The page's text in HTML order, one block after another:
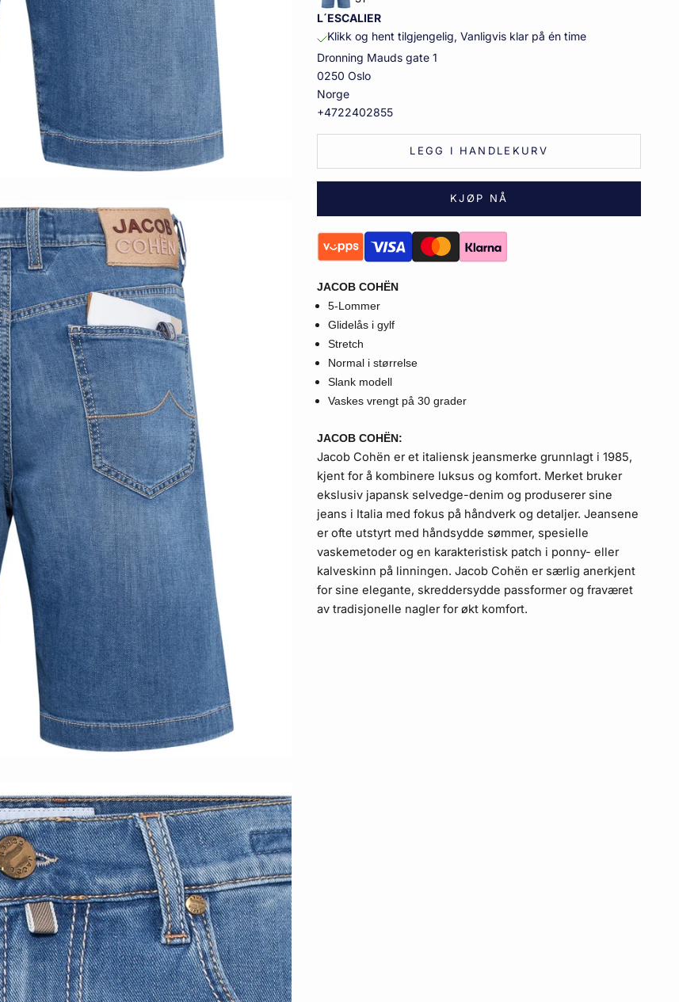
L´ESCALIER
Klikk og hent tilgjengelig, Vanligvis klar på én time
Dronning Mauds gate 1
0250 Oslo
Norge
+4722402855
LEGG I HANDLEKURV
KJØP NÅ
JACOB COHËN
5-Lommer
Glidelås i gylf
Stretch
Normal i størrelse
Slank modell
Vaskes vrengt på 30 grader
JACOB COHËN:
Jacob Cohën er et italiensk jeansmerke grunnlagt i 1985,
kjent for å kombinere luksus og komfort. Merket bruker
ekslusiv japansk selvedge-denim og produserer sine
jeans i Italia med fokus på håndverk og detaljer. Jeansene
er ofte utstyrt med håndsydde sømmer, spesielle
vaskemetoder og en karakteristisk patch i ponny- eller
kalveskinn på linningen. Jacob Cohën er særlig anerkjent
for sine elegante, skreddersydde passformer og fraværet
av tradisjonelle nagler for økt komfort.